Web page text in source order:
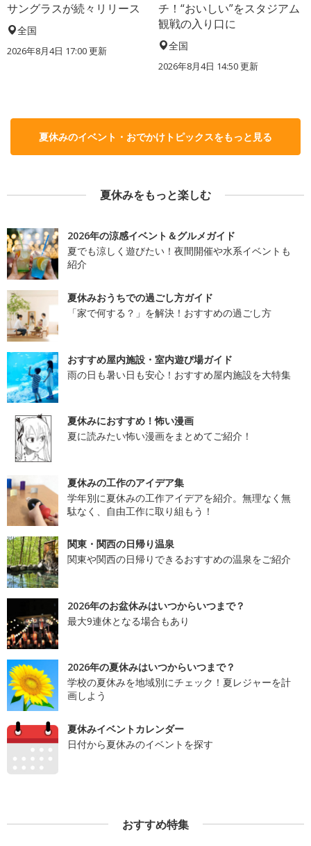
サングラスが続々リリース
全国
2026年8月4日 17:00更新
チ！“おいしい”をスタジアム
観戦の入り口に
全国
2026年8月4日 14:50更新
夏休みのイベント・おでかけトピックスをもっと見る
夏休みをもっと楽しむ
2026年の涼感イベント＆グルメガイド
夏でも涼しく遊びたい！夜間開催や水系イベントも
紹介
夏休みおうちでの過ごし方ガイド
「家で何する？」を解決！おすすめの過ごし方
おすすめ屋内施設・室内遊び場ガイド
雨の日も暑い日も安心！おすすめ屋内施設を大特集
夏休みにおすすめ！怖い漫画
夏に読みたい怖い漫画をまとめてご紹介！
夏休みの工作のアイデア集
学年別に夏休みの工作アイデアを紹介。無理なく無
駄なく、自由工作に取り組もう！
関東・関西の日帰り温泉
関東や関西の日帰りできるおすすめの温泉をご紹介
2026年のお盆休みはいつからいつまで？
最大9連休となる場合もあり
2026年の夏休みはいつからいつまで？
学校の夏休みを地域別にチェック！夏レジャーを計
画しよう
夏休みイベントカレンダー
日付から夏休みのイベントを探す
おすすめ特集